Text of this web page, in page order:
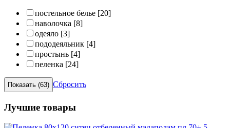
постельное белье [20]
наволочка [8]
одеяло [3]
пододеяльник [4]
простынь [4]
пеленка [24]
Сбросить
Лучшие товары